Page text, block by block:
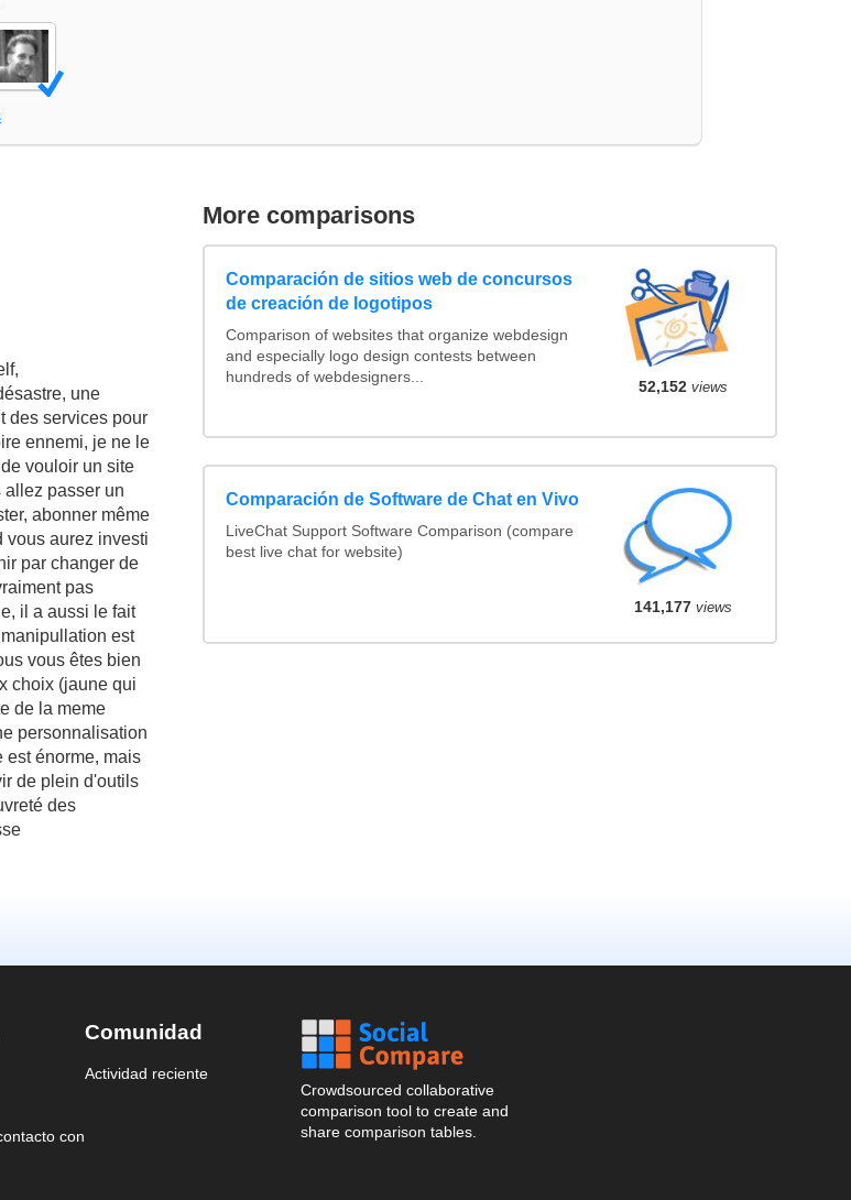
une
des services pour
ennemi, je ne le
vouloir un site
allez passer un
abonner même
vous aurez investi
par changer de
pas
il a aussi le fait
est
vous êtes bien
choix (jaune qui
de la meme
personnalisation
est énorme, mais
de plein d'outils
des
More comparisons
Comparación de sitios web de concursos
de creación de logotipos
Comparison of websites that organize webdesign
and especially logo design contests between
hundreds of webdesigners...
52,152 views
Comparación de Software de Chat en Vivo
LiveChat Support Software Comparison (compare
best live chat for website)
141,177 views
con
Comunidad
Actividad reciente
Crowdsourced collaborative
comparison tool to create and
share comparison tables.